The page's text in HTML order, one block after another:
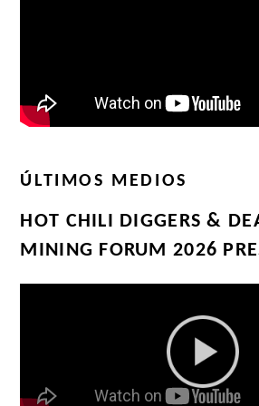
ÚLTIMOS MEDIOS
HOT CHILI DIGGERS &
MINING FORUM 2026